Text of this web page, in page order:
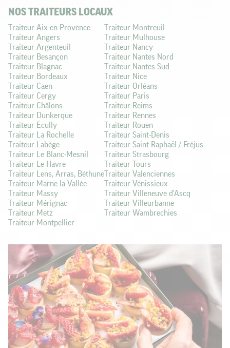
NOS TRAITEURS LOCAUX
Traiteur Aix-en-Provence
Traiteur Angers
Traiteur Argenteuil
Traiteur Besançon
Traiteur Blagnac
Traiteur Bordeaux
Traiteur Caen
Traiteur Cergy
Traiteur Châlons
Traiteur Dunkerque
Traiteur Écully
Traiteur La Rochelle
Traiteur Labège
Traiteur Le Blanc-Mesnil
Traiteur Le Havre
Traiteur Lens, Arras, Béthune
Traiteur Marne-la-Vallée
Traiteur Massy
Traiteur Mérignac
Traiteur Metz
Traiteur Montpellier
Traiteur Montreuil
Traiteur Mulhouse
Traiteur Nancy
Traiteur Nantes Nord
Traiteur Nantes Sud
Traiteur Nice
Traiteur Orléans
Traiteur Paris
Traiteur Reims
Traiteur Rennes
Traiteur Rouen
Traiteur Saint-Denis
Traiteur Saint-Raphaël / Fréjus
Traiteur Strasbourg
Traiteur Tours
Traiteur Valenciennes
Traiteur Vénissieux
Traiteur Villeneuve d'Ascq
Traiteur Villeurbanne
Traiteur Wambrechies